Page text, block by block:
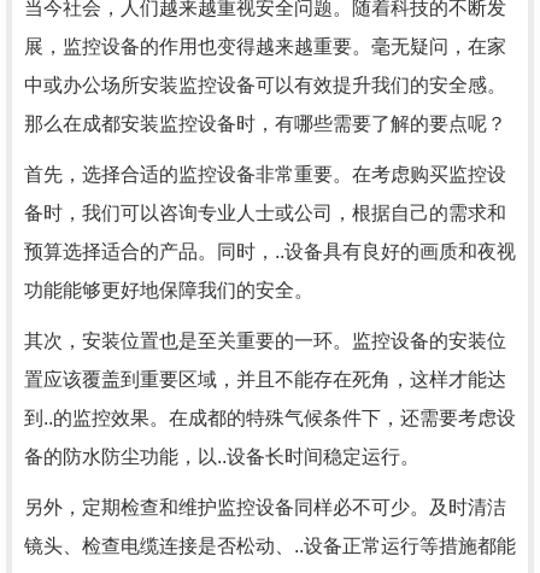
当今社会，人们越来越重视安全问题。随着科技的不断发
展，监控设备的作用也变得越来越重要。毫无疑问，在家
中或办公场所安装监控设备可以有效提升我们的安全感。
那么在成都安装监控设备时，有哪些需要了解的要点呢？
首先，选择合适的监控设备非常重要。在考虑购买监控设
备时，我们可以咨询专业人士或公司，根据自己的需求和
预算选择适合的产品。同时，..设备具有良好的画质和夜视
功能能够更好地保障我们的安全。
其次，安装位置也是至关重要的一环。监控设备的安装位
置应该覆盖到重要区域，并且不能存在死角，这样才能达
到..的监控效果。在成都的特殊气候条件下，还需要考虑设
备的防水防尘功能，以..设备长时间稳定运行。
另外，定期检查和维护监控设备同样必不可少。及时清洁
镜头、检查电缆连接是否松动、..设备正常运行等措施都能